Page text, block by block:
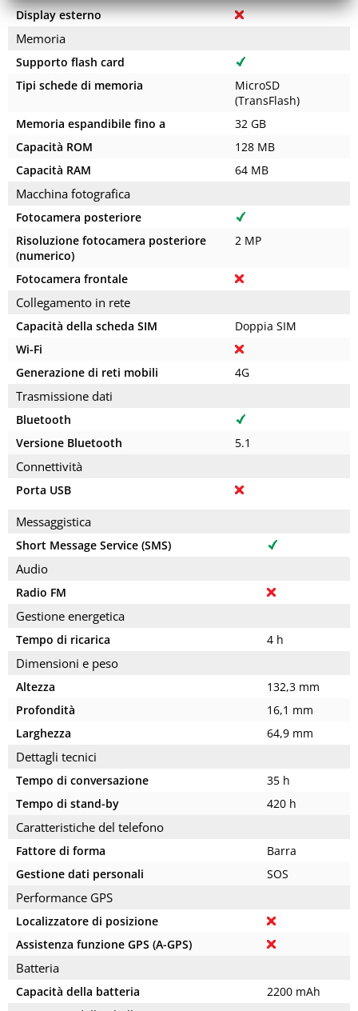
Display esterno
Memoria
Supporto flash card
Tipi schede di memoria
MicroSD
(TransFlash)
Memoria espandibile fino a
32 GB
Capacità ROM
128 MB
Capacità RAM
64 MB
Macchina fotografica
Fotocamera posteriore
Risoluzione fotocamera posteriore
(numerico)
2 MP
Fotocamera frontale
Collegamento in rete
Capacità della scheda SIM
Doppia SIM
Wi-Fi
Generazione di reti mobili
4G
Trasmissione dati
Bluetooth
Versione Bluetooth
5.1
Connettività
Porta USB
Messaggistica
Short Message Service (SMS)
Audio
Radio FM
Gestione energetica
Tempo di ricarica 4 h
Dimensioni e peso
Altezza
132,3 mm
Profondità
16,1 mm
Larghezza
64,9 mm
Dettagli tecnici
Tempo di conversazione
35 h
Tempo di stand-by
420 h
Caratteristiche del telefono
Fattore di forma
Barra
Gestione dati personali
SOS
Performance GPS
Localizzatore di posizione
Assistenza funzione GPS (A-GPS)
Batteria
Capacità della batteria 2200 mAh